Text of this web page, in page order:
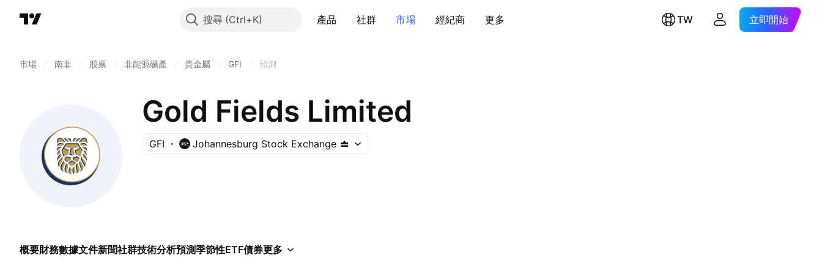
搜尋 產品 社群 市場 經紀商 更多 TW 立即開始
市場 南非 股票 非能源礦產 貴金屬 GFI 預測
Gold Fields Limited
GFI Johannesburg Stock Exchange
概要財務數據文件新聞社群技術分析預測季節性ETF債券更多